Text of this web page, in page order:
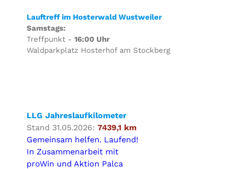
Lauftreff im Hosterwald Wustweiler
Samstags:
Treffpunkt - 16:00 Uhr
Waldparkplatz Hosterhof am Stockberg
LLG Jahreslaufkilometer
Stand 31.05.2026: 7439,1 km
Gemeinsam helfen. Laufend!
In Zusammenarbeit mit
proWin und Aktion Palca